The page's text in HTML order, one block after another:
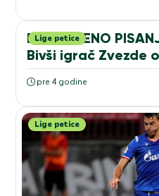
zajedno sa većinom
ispadanja kluba iz
Lige petice
POTVRĐENO
Bivši igrač Zvezde
pre 4 godine
Lige petice